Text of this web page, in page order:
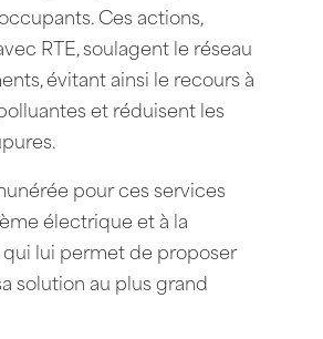
Ces actions,
RTE, soulagent le réseau
évitant ainsi le recours à
et réduisent les
pour ces services
électrique et à la
lui permet de proposer
solution au plus grand